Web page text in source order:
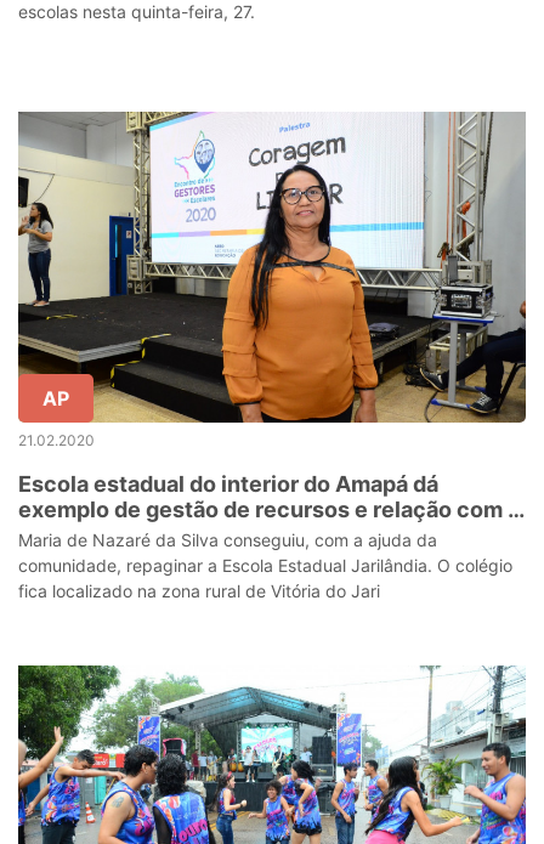
escolas nesta quinta-feira, 27.
AP
21.02.2020
Escola estadual do interior do Amapá dá
exemplo de gestão de recursos e relação com a
comunidade
Maria de Nazaré da Silva conseguiu, com a ajuda da
comunidade, repaginar a Escola Estadual Jarilândia. O colégio
fica localizado na zona rural de Vitória do Jari